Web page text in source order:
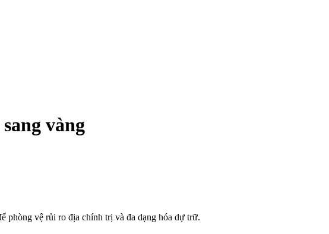
vàng
phòng vệ rủi ro địa chính trị và đa dạng hóa dự trữ.